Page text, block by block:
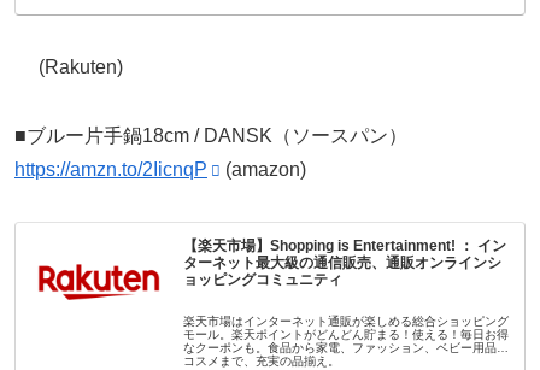
(Rakuten)
■ブルー片手鍋18cm / DANSK（ソースパン）
https://amzn.to/2IicnqP
(amazon)
【楽天市場】Shopping is Entertainment! ： イン
ターネット最大級の通信販売、通販オンラインシ
ョッピングコミュニティ
楽天市場はインターネット通販が楽しめる総合ショッピング
モール。楽天ポイントがどんどん貯まる！使える！毎日お得
なクーポンも。食品から家電、ファッション、ベビー用品、
コスメまで、充実の品揃え。